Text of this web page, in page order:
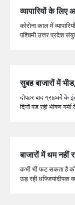
व्यापारियों के
कोरोना काल में
पश्चिमी उत्तर प्रदेश
सुबह बाजारों में
दोपहर बाद ग्राहकों के
दिनों पड रही भीषण
बाजारों में थम नहीं
कभी भी फट सकता है
उड़ रही धज्जियांदीपक